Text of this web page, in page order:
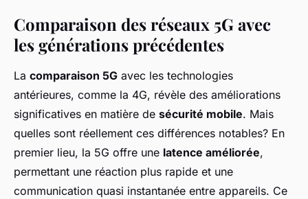
Comparaison des réseaux 5G avec
les générations précédentes
La comparaison 5G avec les technologies
antérieures, comme la 4G, révèle des améliorations
significatives en matière de sécurité mobile. Mais
quelles sont réellement ces différences notables? En
premier lieu, la 5G offre une latence améliorée,
permettant une réaction plus rapide et une
communication quasi instantanée entre appareils. Ce